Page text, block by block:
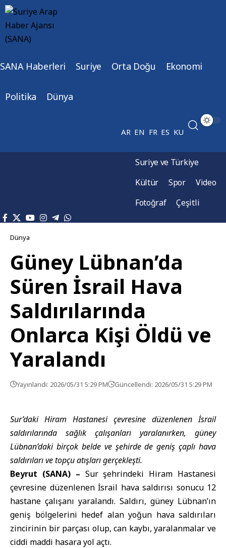
SANA Haberleri Suriye Orta Doğu Ekonomi
Politika Dünya
AR EN FR ES KU
Suriye ve Türkiye
Kültür
Spor
Video
Fotoğraf
Çeşitli
Dünya
Güney Lübnan’da
Süren İsrail Hava
Saldırılarında
Onlarca Kişi Öldü ve
Yaralandı
Yayınlandı: 2026/05/31 5:29 PM Güncellendi: 2026/05/31 5:29 PM
Sur’daki Hiram Hastanesi çevresine düzenlenen İsrail
saldırılarında sağlık çalışanları yaralanırken, güney
Lübnan’daki birçok belde ve şehirde de geniş çaplı hava
saldırıları ve topçu atışları gerçekleşti.
Beyrut (SANA) – Sur şehrindeki Hiram Hastanesi
çevresine düzenlenen İsrail hava saldırısı sonucu 12
hastane çalışanı yaralandı. Saldırı, güney Lübnan’ın
geniş bölgelerini hedef alan yoğun hava saldırıları
zincirinin bir parçası olup, can kaybı, yaralanmalar ve
ciddi maddi hasara yol açtı.